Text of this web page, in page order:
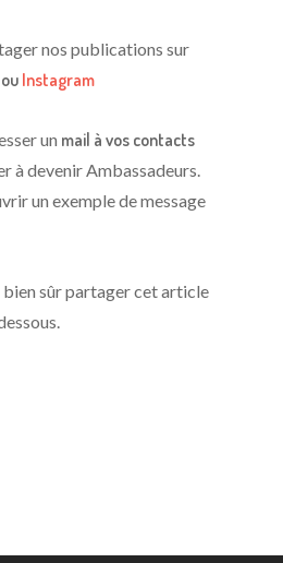
nos publications sur
ou Instagram
un mail à vos contacts
à devenir Ambassadeurs.
un exemple de message
bien sûr partager cet article